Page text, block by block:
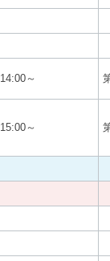
14:00～
15:00～